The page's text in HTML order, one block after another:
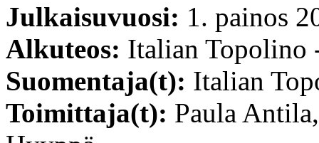
Julkaisuvuosi: 1. painos
Alkuteos: Italian Topolino
Suomentaja(t): Italian
Toimittaja(t): Paula